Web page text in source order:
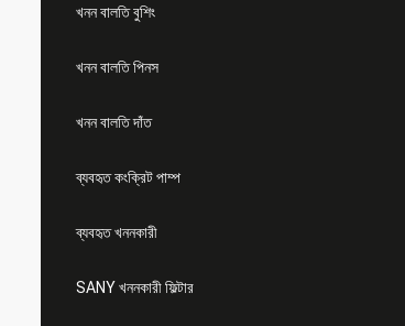
খনন বালতি বুশিং
খনন বালতি পিনস
খনন বালতি দাঁত
ব্যবহৃত কংক্রিট পাম্প
ব্যবহৃত খননকারী
SANY খননকারী ফিল্টার